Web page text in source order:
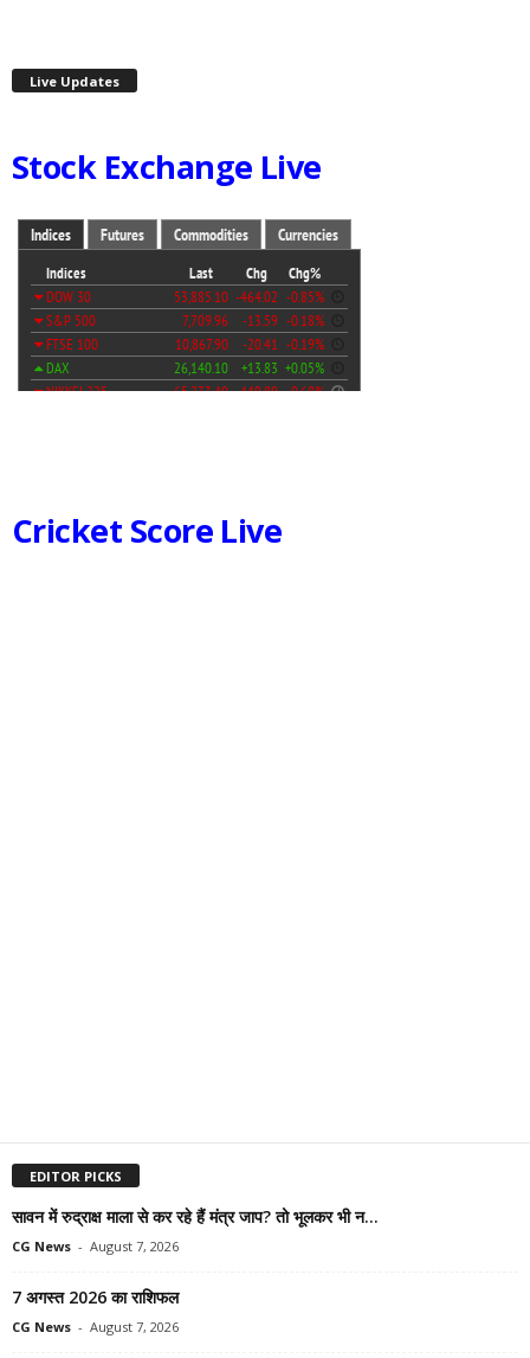
Live Updates
Stock Exchange Live
Cricket Score Live
EDITOR PICKS
सावन में रुद्राक्ष माला से कर रहे हैं मंत्र जाप? तो भूलकर भी न...
CG News - August 7, 2026
7 अगस्त 2026 का राशिफल
CG News - August 7, 2026